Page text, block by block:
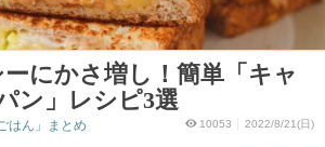
にかさ増し！簡単「キャ
ン」レシピ3選
10053 2022/8/21(日)
はん」まとめ